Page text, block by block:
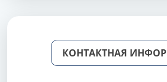
КОНТАКТНАЯ